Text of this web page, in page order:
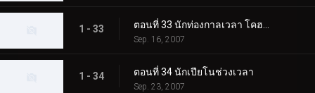
1 - 33 ตอนที่ 33 นักท่องกาลเวลา โคฮานา
Sep. 16, 2007
1 - 34 ตอนที่ 34 นักเปียโนช่วงเวลา
Sep. 23, 2007